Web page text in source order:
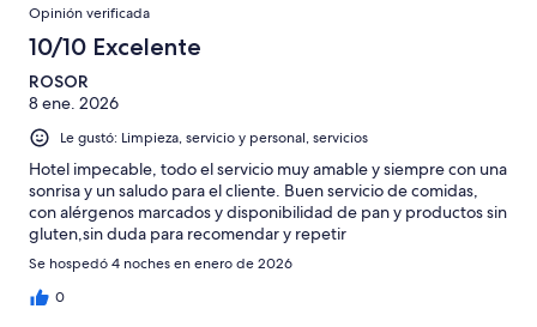
Opinión verificada
10/10 Excelente
ROSOR
8 ene. 2026
Le gustó: Limpieza, servicio y personal, servicios
Hotel impecable, todo el servicio muy amable y siempre con una
sonrisa y un saludo para el cliente. Buen servicio de comidas,
con alérgenos marcados y disponibilidad de pan y productos sin
gluten,sin duda para recomendar y repetir
Se hospedó 4 noches en enero de 2026
0